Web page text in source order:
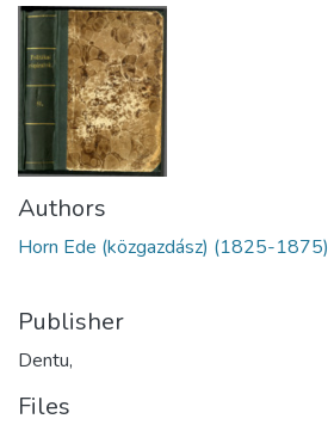
About us
Authors
Horn Ede (közgazdász) (1825-1875)
Publisher
Dentu,
Files